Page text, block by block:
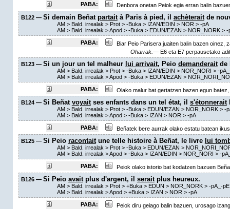
PABA:
Denbora onetan Peiok egia erran balin
B122 — Si demain Beñat partaità Paris à pied, il achèteraitde
AM> Bald. irrealak > Prot> -Buka> IZAN/EDIN > NOR > -pA
AM> Bald. irrealak >Apod> -Buka> EDUN/EZAN > NOR_NORK > -
PABA:
Biar Peio Parisera juaiten balin bazen oinez,
Oharrak.—E6 eta E7 perpausetako
B123 — Si un jour un tel malheur lui arrivait, Peio demanderaitde
AM> Bald. irrealak > Prot> -Buka> IZAN/EDIN > NOR_NORI > -
AM> Bald. irrealak >Apod> -Buka> EDUN/EZAN >
PABA:
Olako malur bat gertatzen bazen egun
B124 — Si Beñat voyaitses enfants dans un tel état, il s'étonnerait
AM> Bald. irrealak > Prot> -Buka> EDUN/EZAN > NOR_NORK > -
AM> Bald. irrealak >Apod> -Buka> IZAN > NOR > -pA
PABA:
Beñatek bere aurrak olako estatu batean
B125 — Si Peio racontaitune telle histoire à Beñat, le livre lui
AM> Bald. irrealak > Prot> -Buka> EDUN/EZAN >
AM> Bald. irrealak >Apod> -Buka> IZAN/EDIN > NOR_NORI > -
PABA:
Peiok olako istorio bat kodatzen bazuen
B126 — Si Peio avaitplus d'argent, il seraitplus heureux.
AM> Bald. irrealak > Prot> +Buka> EDUN > NOR_NORK > -pA_-pE
AM> Bald. irrealak >Apod> +Buka> IZAN > NOR > -pA
PABA:
Peiok diru geiago balin bazuen, urosago